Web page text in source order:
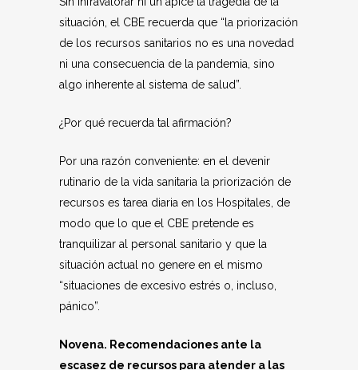
situación, el CBE recuerda que “la priorización
de los recursos sanitarios no es una novedad
ni una consecuencia de la pandemia, sino
algo inherente al sistema de salud”.
¿Por qué recuerda tal afirmación?
Por una razón conveniente: en el devenir
rutinario de la vida sanitaria la priorización de
recursos es tarea diaria en los Hospitales, de
modo que lo que el CBE pretende es
tranquilizar al personal sanitario y que la
situación actual no genere en el mismo
“situaciones de excesivo estrés o, incluso,
pánico”.
Novena. Recomendaciones ante la
escasez de recursos para atender a las